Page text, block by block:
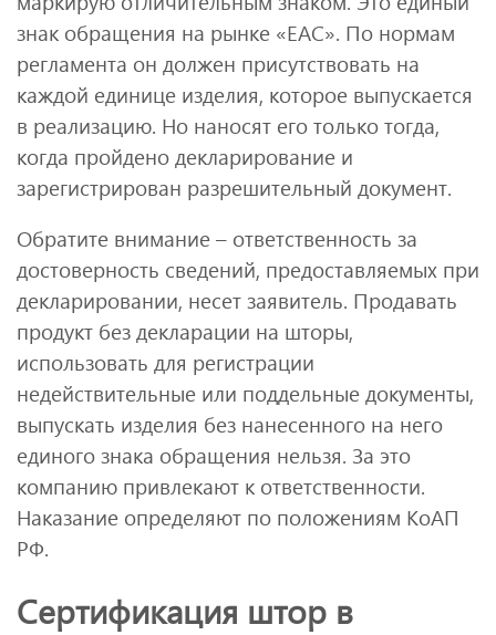
знак обращения на рынке «ЕАС». По нормам
регламента он должен присутствовать на
каждой единице изделия, которое выпускается
в реализацию. Но наносят его только тогда,
когда пройдено декларирование и
зарегистрирован разрешительный документ.
Обратите внимание – ответственность за
достоверность сведений, предоставляемых при
декларировании, несет заявитель. Продавать
продукт без декларации на шторы,
использовать для регистрации
недействительные или поддельные документы,
выпускать изделия без нанесенного на него
единого знака обращения нельзя. За это
компанию привлекают к ответственности.
Наказание определяют по положениям КоАП
РФ.
Сертификация штор в